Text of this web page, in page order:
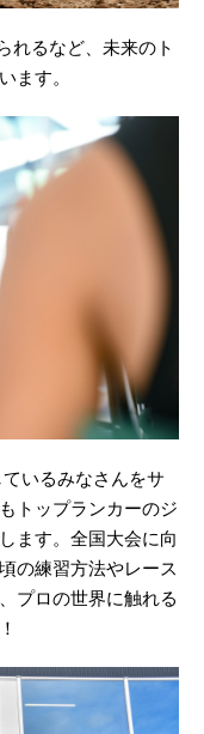
れるなど、未来のト
ます。
いるみなさんをサ
トップランカーのジ
ます。全国大会に向
の練習方法やレース
プロの世界に触れる